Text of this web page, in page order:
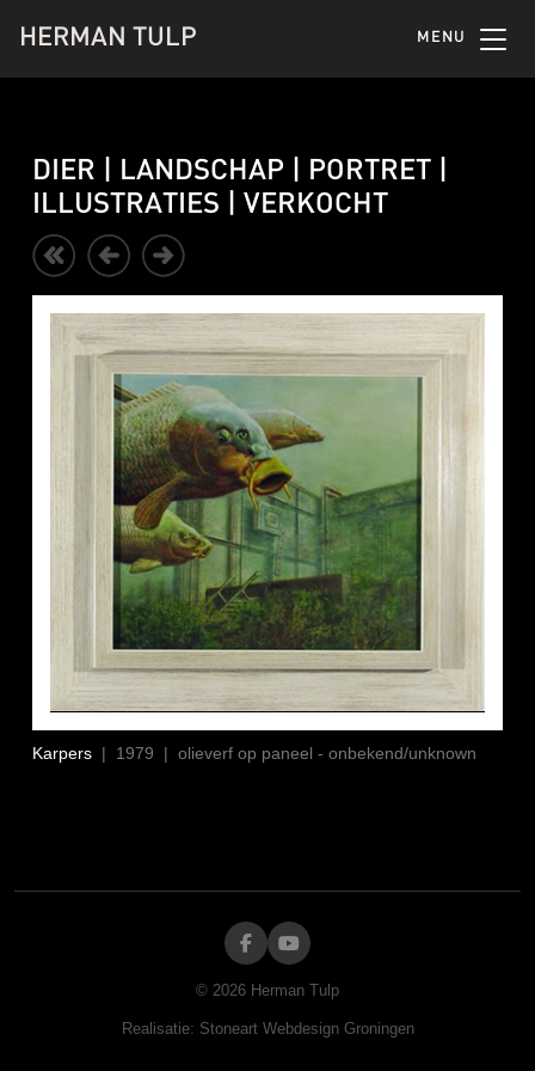
HERMAN TULP MENU
DIER | LANDSCHAP | PORTRET |
ILLUSTRATIES | VERKOCHT
Karpers | 1979 | olieverf op paneel - onbekend/unknown
© 2026 Herman Tulp
Realisatie: Stoneart Webdesign Groningen